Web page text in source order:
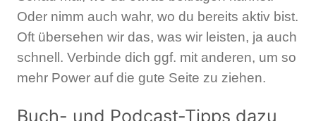
Oder nimm auch wahr, wo du bereits aktiv bist.
Oft übersehen wir das, was wir leisten, ja auch
schnell. Verbinde dich ggf. mit anderen, um so
mehr Power auf die gute Seite zu ziehen.
Buch- und Podcast-Tipps dazu